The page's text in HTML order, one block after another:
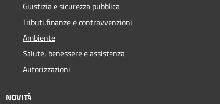
Giustizia e sicurezza pubblica
Tributi,finanze e contravvenzioni
Ambiente
Salute, benessere e assistenza
Autorizzazioni
NOVITÀ